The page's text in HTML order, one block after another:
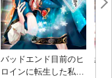
バッドエンド目前のヒ
ロインに転生した私、
結